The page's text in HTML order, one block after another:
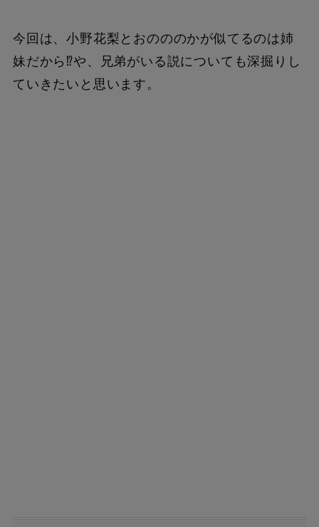
今回は、小野花梨とおのののかが似てるのは姉
妹だから⁉や、兄弟がいる説についても深掘りし
ていきたいと思います。